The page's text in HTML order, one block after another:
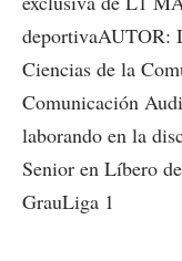
deportivaAUTOR:
Ciencias de la
Comunicación
laborando en la
Senior en Líbero
GrauLiga 1